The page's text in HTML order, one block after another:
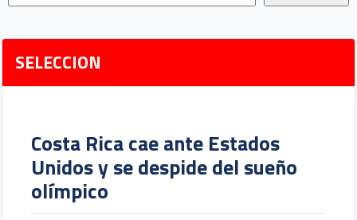
SELECCION
Costa Rica cae ante Estados
Unidos y se despide del sueño
olímpico